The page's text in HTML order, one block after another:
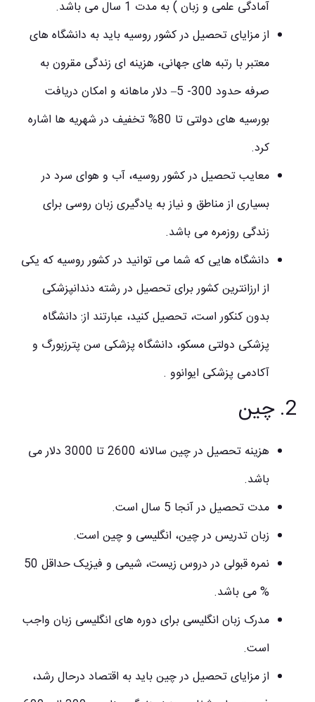
آمادگی علمی و زبان ) به مدت 1 سال می باشد.
از مزایای تحصیل در کشور روسیه باید به دانشگاه های
معتبر با رتبه های جهانی، هزینه ای زندگی مقرون به
صرفه حدود 300- 5– دلار ماهانه و امکان دریافت
بورسیه های دولتی تا 80% تخفیف در شهریه ها اشاره
کرد.
معایب تحصیل در کشور روسیه، آب و هوای سرد در
بسیاری از مناطق و نیاز به یادگیری زبان روسی برای
زندگی روزمره می باشد.
دانشگاه هایی که شما می توانید در کشور روسیه که یکی
از ارزانترین کشور برای تحصیل در رشته دندانپزشکی
بدون کنکور است، تحصیل کنید، عبارتند از: دانشگاه
پزشکی دولتی مسکو، دانشگاه پزشکی سن پترزبورگ و
آکادمی پزشکی ایوانوو .
2. چین
هزینه تحصیل در چین سالانه 2600 تا 3000 دلار می
باشد.
مدت تحصیل در آنجا 5 سال است.
زبان تدریس در چین، انگلیسی و چین است.
نمره قبولی در دروس زیست، شیمی و فیزیک حداقل 50
% می باشد.
مدرک زبان انگلیسی برای دوره های انگلیسی زبان واجب
است.
از مزایای تحصیل در چین باید به اقتصاد درحال رشد،